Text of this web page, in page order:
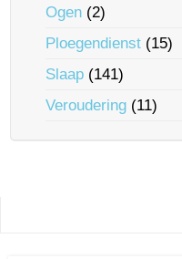
Ogen (2)
Ploegendienst (15)
Slaap (141)
Veroudering (11)